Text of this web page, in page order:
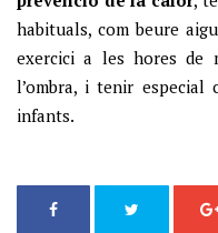
habituals, com beure
exercici a les hores de
l’ombra, i tenir especial
infants.